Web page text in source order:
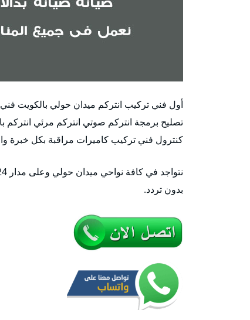
أول فني تركيب انتركم ميدان حولي بالكويت
تصليح برمجة انتركم صوتي انتركم مرئي
كنترول فني تركيب كاميرات مراقبة بكل خبرة
بدون تردد.